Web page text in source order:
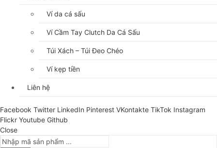
Ví da cá sấu
Ví Cầm Tay Clutch Da Cá Sấu
Túi Xách – Túi Đeo Chéo
Ví kẹp tiền
Liên hệ
Facebook Twitter LinkedIn Pinterest VKontakte TikTok Instagram
Flickr Youtube Github
Close